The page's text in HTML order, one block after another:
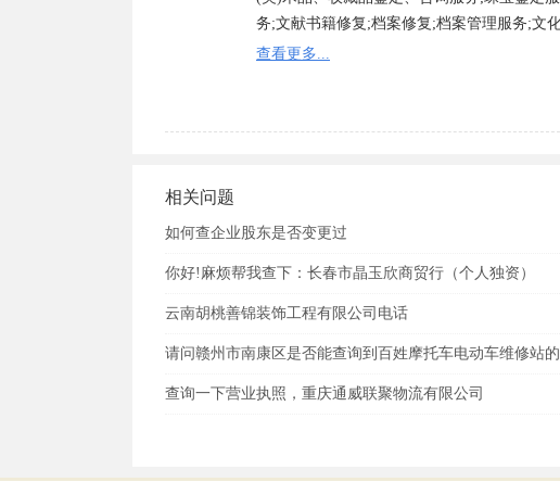
务;文献书籍修复;档案修复;档案管理服务;文
动会、庆典、艺术和模特大赛、艺术节、电
品除外);工艺品批发(象牙及其制品除外);宝
收购古旧书籍、碑帖、拓本、字画等工艺美
查看更多...
相关问题
如何查企业股东是否变更过
你好!麻烦帮我查下：长春市晶玉欣商贸行（个人独资）
云南胡桃善锦装饰工程有限公司电话
请问赣州市南康区是否能查询到百姓摩托车电动车维修站
查询一下营业执照，重庆通威联聚物流有限公司